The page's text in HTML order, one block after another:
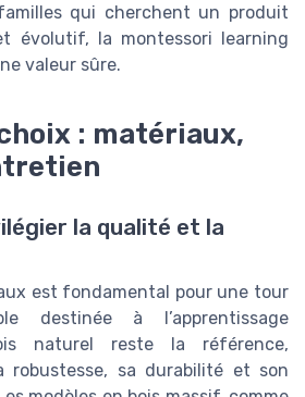
qui cherchent un produit
évolutif, la montessori learning
valeur sûre.
: matériaux,
la qualité et la
est fondamental pour une tour
destinée à l’apprentissage
naturel reste la référence,
robustesse, sa durabilité et son